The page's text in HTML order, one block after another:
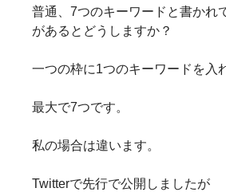
普通、7つのキーワードと書かれ
があるとどうしますか？
一つの枠に1つのキーワードを入
最大で7つです。
私の場合は違います。
Twitterで先行で公開しましたが